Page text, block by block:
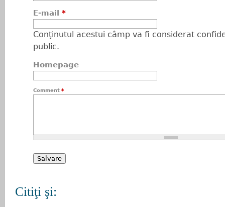
E-mail *
Conţinutul acestui câmp va fi considerat
public.
Homepage
Comment *
Citiţi şi: